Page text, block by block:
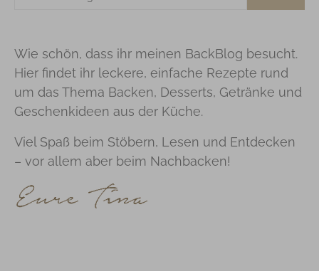
Wie schön, dass ihr meinen BackBlog besucht.
Hier findet ihr leckere, einfache Rezepte rund
um das Thema Backen, Desserts, Getränke und
Geschenkideen aus der Küche.
Viel Spaß beim Stöbern, Lesen und Entdecken
– vor allem aber beim Nachbacken!